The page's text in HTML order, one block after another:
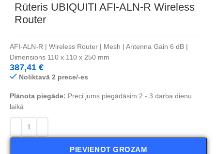
Rūteris UBIQUITI AFI-ALN-R Wireless
Router
AFI-ALN-R | Wireless Router | Mesh | Antenna Gain 6 dB |
Dimensions 110 x 110 x 250 mm
387,41 €
Noliktavā 2 prece/-es
Plānota piegāde: Preci jums piegādāsim 2 - 3 darba dienu
laikā
PIEVIENOT GROZAM